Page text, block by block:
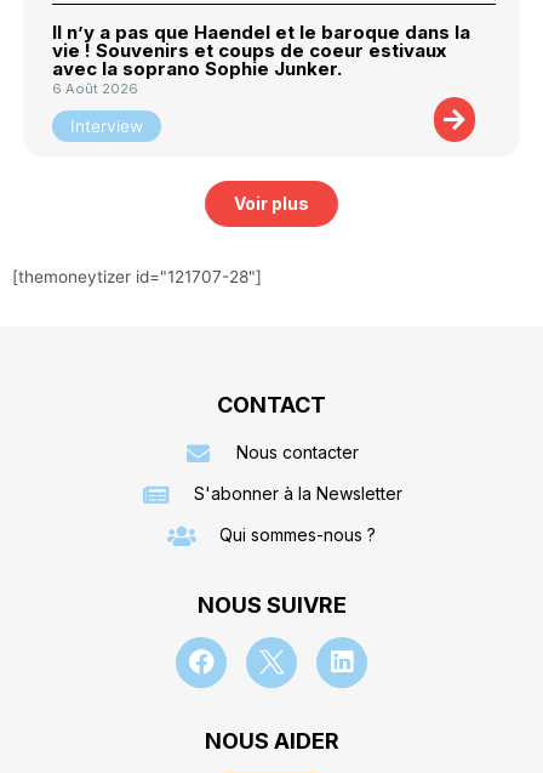
Il n’y a pas que Haendel et le baroque dans la
vie ! Souvenirs et coups de coeur estivaux
avec la soprano Sophie Junker.
6 Août 2026
Interview
Voir plus
[themoneytizer id="121707-28"]
CONTACT
Nous contacter
S'abonner à la Newsletter
Qui sommes-nous ?
NOUS SUIVRE
NOUS AIDER